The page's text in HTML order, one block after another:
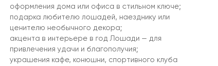
оформления дома или офиса в стильном ключе;
подарка любителю лошадей, наезднику или
ценителю необычного декора;
акцента в интерьере в год Лошади — для
привлечения удачи и благополучия;
украшения кафе, конюшни, спортивного клуба